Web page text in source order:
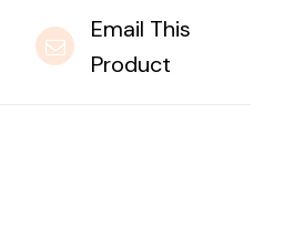
Email This
Product